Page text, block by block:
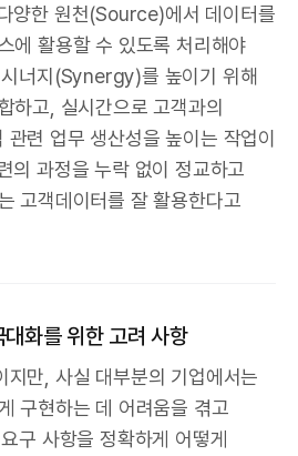
양한 원천(Source)에서 데이터를
에 활용할 수 있도록 처리해야
너지(Synergy)를 높이기 위해
하고, 실시간으로 고객과의
관련 업무 생산성을 높이는 작업이
의 과정을 누락 없이 정교하고
고객데이터를 잘 활용한다고
화를 위한 고려 사항
지만, 사실 대부분의 기업에서는
구현하는 데 어려움을 겪고
구 사항을 정확하게 어떻게